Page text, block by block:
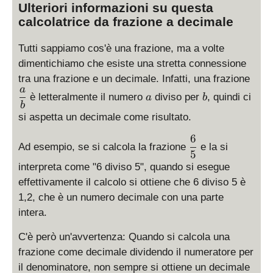
Ulteriori informazioni su questa
calcolatrice da frazione a decimale
Tutti sappiamo cos'è una frazione, ma a volte
dimentichiamo che esiste una stretta connessione
tra una frazione e un decimale. Infatti, una frazione
d
i
\
b
a
è letteralmente il numeroa
a diviso perb
b, quindi ci
si aspetta un decimale come risultato.
Ad esempio, se si calcola la frazione \
d
i
s
p
y
s
5
6
e la si
interpreta come "6 diviso 5", quando si esegue
effettivamente il calcolo si ottiene che 6 diviso 5 è
1,2, che è un numero decimale con una parte
intera.
C'è però un'avvertenza: Quando si calcola una
frazione come decimale dividendo il numeratore per
il denominatore, non sempre si ottiene un decimale